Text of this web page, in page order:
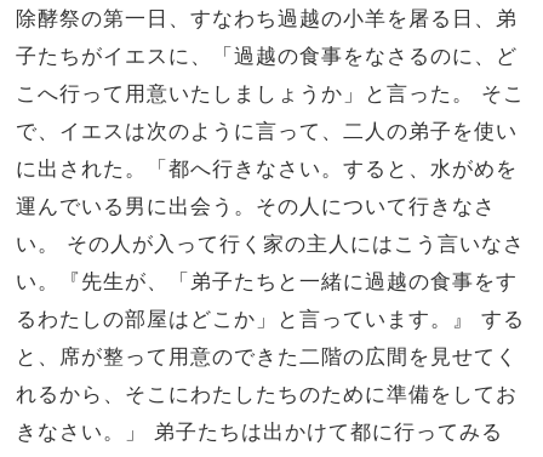
除酵祭の第一日、すなわち過越の小羊を屠る日、弟
子たちがイエスに、「過越の食事をなさるのに、ど
こへ行って用意いたしましょうか」と言った。 そこ
で、イエスは次のように言って、二人の弟子を使い
に出された。「都へ行きなさい。すると、水がめを
運んでいる男に出会う。その人について行きなさ
い。 その人が入って行く家の主人にはこう言いなさ
い。『先生が、「弟子たちと一緒に過越の食事をす
るわたしの部屋はどこか」と言っています。』 する
と、席が整って用意のできた二階の広間を見せてく
れるから、そこにわたしたちのために準備をしてお
きなさい。」 弟子たちは出かけて都に行ってみる